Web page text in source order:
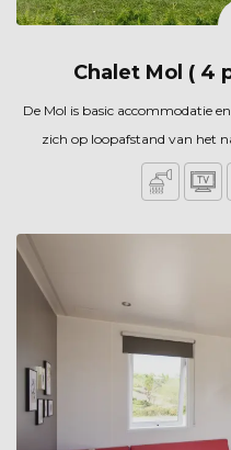
Chalet Mol ( 4
De Mol is basic accommodatie
zich op loopafstand van het